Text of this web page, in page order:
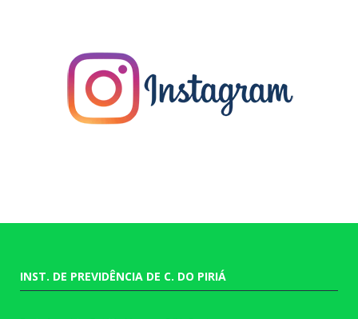
INST. DE PREVIDÊNCIA DE C. DO PIRIÁ